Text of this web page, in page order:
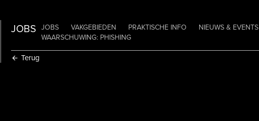
JOBS JOBS VAKGEBIEDEN PRAKTISCHE INFO NIEUWS & EVENTS
WAARSCHUWING: PHISHING
Terug